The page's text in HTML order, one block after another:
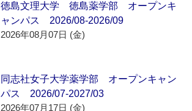
徳島文理大学 徳島薬学部 オープンキ
ャンパス 2026/08-2026/09
2026年08月07日 (金)
同志社女子大学薬学部 オープンキャン
パス 2026/07-2027/03
2026年07月17日 (金)